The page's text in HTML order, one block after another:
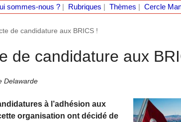
sommes-nous ?| Rubriques Thèmes Cercle
de candidature aux BRICS !
de candidature aux
Delawarde
à l’adhésion aux
organisation ont décidé de